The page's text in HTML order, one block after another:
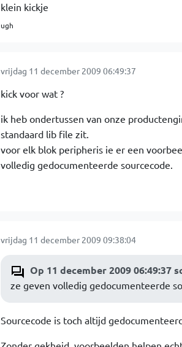
klein kickje
ugh
vrijdag 11 december 2009 06:49:37
kick voor wat ?
ik heb ondertussen van onze
standaard lib file zit.
voor elk blok peripheris ie er een
volledig gedocumenteerde sourcecode.
vrijdag 11 december 2009 09:38:04
Op 11 december 2009 06:49:37
ze geven volledig gedocumenteerde
Sourcecode is toch altijd